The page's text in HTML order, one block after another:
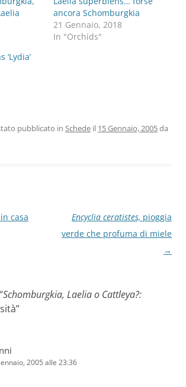
ancora Schomburgkia
21 Gennaio, 2018
In "Orchids"
pubblicato in Schede il 15 Gennaio, 2005da
casa Encyclia ceratistes, pioggia
verde che profuma di miele
→
Schomburgkia, Laelia o Cattleya?:
”
2005 alle 23:36